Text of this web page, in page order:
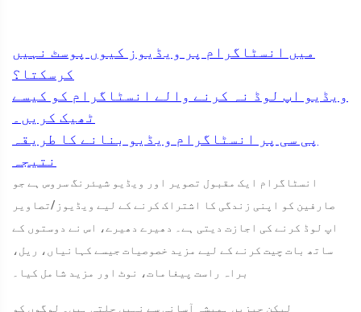
میں انسٹاگرام پر ویڈیوز کیوں پوسٹ نہیں
کرسکتا؟
ویڈیو اپ لوڈ نہ کرنے والے انسٹاگرام کو کیسے
ٹھیک کریں۔
پی سی پر انسٹاگرام ویڈیو بنانے کا طریقہ
نتیجہ
انسٹاگرام ایک مقبول تصویر اور ویڈیو شیئرنگ سروس ہے جو
صارفین کو اپنی زندگی کا اشتراک کرنے کے لیے ویڈیوز/تصاویر
اپ لوڈ کرنے کی اجازت دیتی ہے۔ دھیرے دھیرے، اس نے دوستوں کے
ساتھ بات چیت کرنے کے لیے مزید خصوصیات جیسے کہانیاں، ریل،
براہ راست پیغامات، نوٹ اور مزید شامل کیا۔
لیکن چیزیں ہمیشہ آسانی سے نہیں چلتی ہیں۔ لوگوں کو